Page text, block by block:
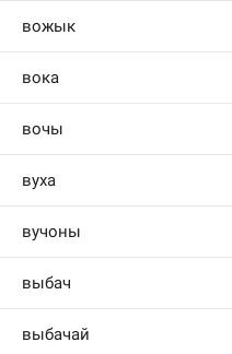
вожык
вока
вочы
вуха
вучоны
выбач
выбачай